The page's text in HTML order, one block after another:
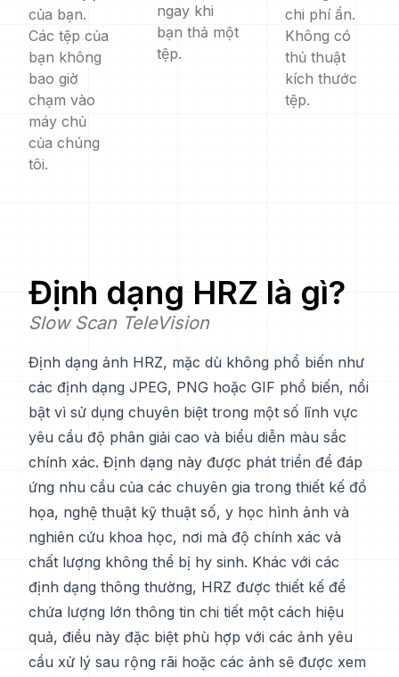
của bạn.
Các tệp của
bạn không
bao giờ
chạm vào
máy chủ
của chúng
tôi.
ngay khi
bạn thả một
tệp.
chi phí ẩn.
Không có
thủ thuật
kích thước
tệp.
Định dạng HRZ là gì?
Slow Scan TeleVision
Định dạng ảnh HRZ, mặc dù không phổ biến như
các định dạng JPEG, PNG hoặc GIF phổ biến, nổi
bật vì sử dụng chuyên biệt trong một số lĩnh vực
yêu cầu độ phân giải cao và biểu diễn màu sắc
chính xác. Định dạng này được phát triển để đáp
ứng nhu cầu của các chuyên gia trong thiết kế đồ
họa, nghệ thuật kỹ thuật số, y học hình ảnh và
nghiên cứu khoa học, nơi mà độ chính xác và
chất lượng không thể bị hy sinh. Khác với các
định dạng thông thường, HRZ được thiết kế để
chứa lượng lớn thông tin chi tiết một cách hiệu
quả, điều này đặc biệt phù hợp với các ảnh yêu
cầu xử lý sau rộng rãi hoặc các ảnh sẽ được xem